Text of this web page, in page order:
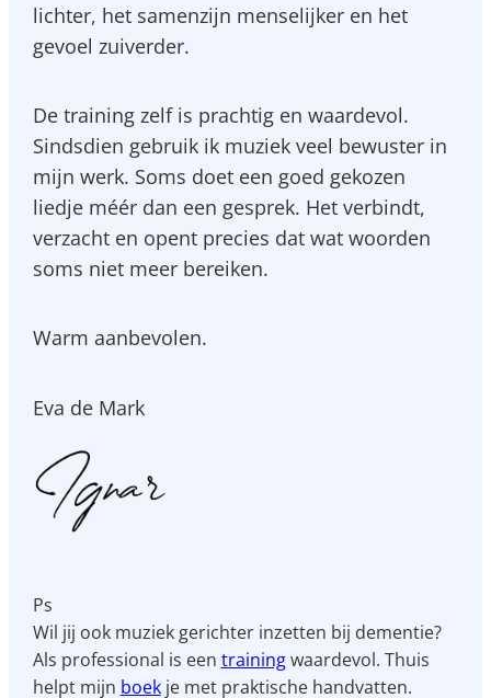
lichter, het samenzijn menselijker en het
gevoel zuiverder.
De training zelf is prachtig en waardevol.
Sindsdien gebruik ik muziek veel bewuster in
mijn werk. Soms doet een goed gekozen
liedje méér dan een gesprek. Het verbindt,
verzacht en opent precies dat wat woorden
soms niet meer bereiken.
Warm aanbevolen.
Eva de Mark
Ps
Wil jij ook muziek gerichter inzetten bij dementie?
Als professional is een trainingwaardevol. Thuis
helpt mijn boekje met praktische handvatten.